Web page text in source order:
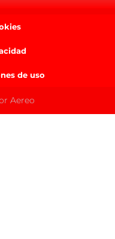
de uso
Aereo